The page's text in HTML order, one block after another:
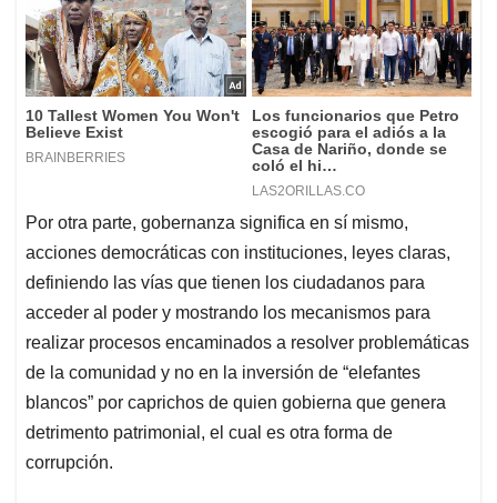
Por otra parte, gobernanza significa en sí mismo,
acciones democráticas con instituciones, leyes claras,
definiendo las vías que tienen los ciudadanos para
acceder al poder y mostrando los mecanismos para
realizar procesos encaminados a resolver problemáticas
de la comunidad y no en la inversión de “elefantes
blancos” por caprichos de quien gobierna que genera
detrimento patrimonial, el cual es otra forma de
corrupción.